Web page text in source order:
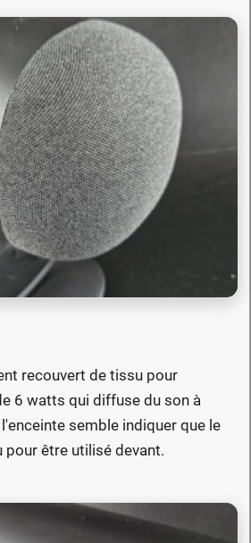
recouvert de tissu pour
6 watts qui diffuse du son à
semble indiquer que le
être utilisé devant.